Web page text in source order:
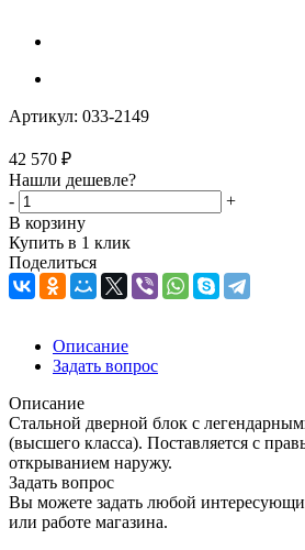
Артикул: 033-2149
42 570 ₽
Нашли дешевле?
-
+
В корзину
Купить в 1 клик
Поделиться
Описание
Задать вопрос
Описание
Стальной дверной блок с
(высшего класса). Поставляется с
открыванием наружу.
Задать вопрос
Вы можете задать любой
или работе магазина.